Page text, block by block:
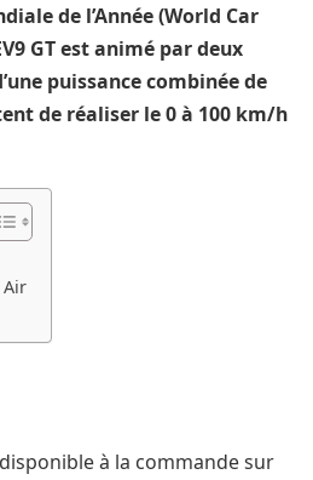
de l’Année (World Car
GT est animé par deux
puissance combinée de
de réaliser le 0 à 100 km/h
à la commande sur